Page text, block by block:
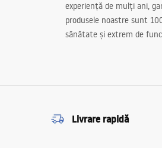
experiență de mulți ani,
produsele noastre sunt
sănătate și extrem de
Livrare rapidă